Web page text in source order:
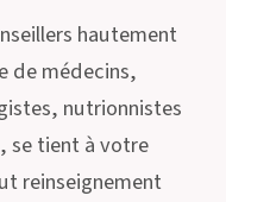
hautement
de médecins,
nutrionnistes
se tient à votre
reinseignement